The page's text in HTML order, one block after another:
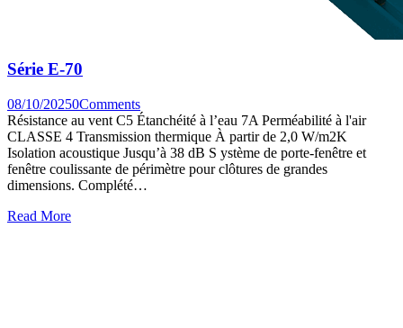
Série E-70
08/10/20250Comments
Résistance au vent C5 Étanchéité à l’eau 7A Perméabilité à l'air
CLASSE 4 Transmission thermique À partir de 2,0 W/m2K
Isolation acoustique Jusqu’à 38 dB S ystème de porte-fenêtre et
fenêtre coulissante de périmètre pour clôtures de grandes
dimensions. Complété…
Read More